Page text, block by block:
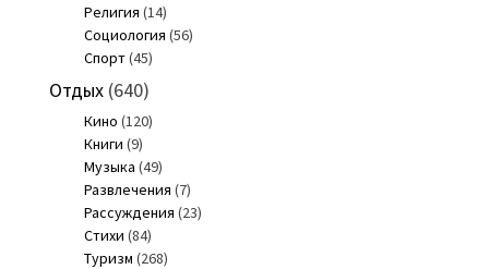
Религия (14)
Социология (56)
Спорт(45)
Отдых(640)
Кино (120)
Книги (9)
Музыка (49)
Развлечения (7)
Рассуждения (23)
Стихи (84)
Туризм (268)